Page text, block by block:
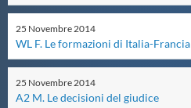
Master
Formazione
25 Novembre2014
WL F. Le formazioni di Italia-Francia
25 Novembre2014
A2 M. Le decisioni del giudice